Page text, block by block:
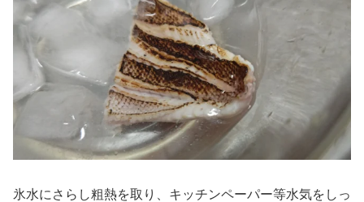
氷水にさらし粗熱を取り、キッチンペーパー等水気をしっ